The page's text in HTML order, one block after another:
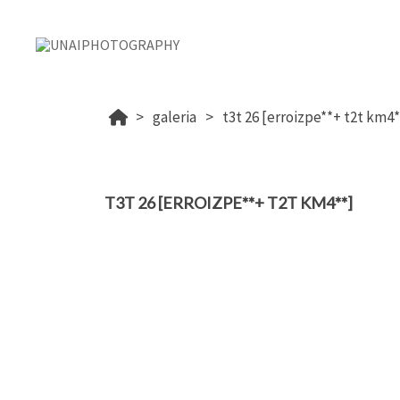
galeria t3t 26 [erroizpe**+ t2t
T3T 26 [ERROIZPE**+ T2T KM4**]